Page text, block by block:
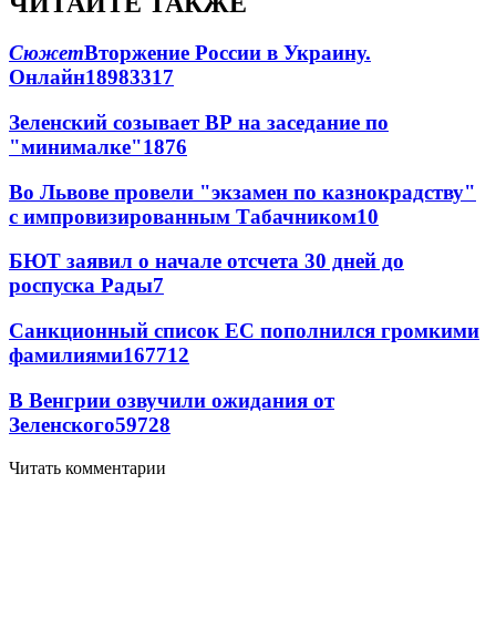
СюжетВторжение России в Украину.
Онлайн18983317
Зеленский созывает ВР на заседание по
"минималке"1876
Во Львове провели "экзамен по казнокрадству"
с импровизированным Табачником10
БЮТ заявил о начале отсчета 30 дней до
роспуска Рады7
Санкционный список ЕС пополнился громкими
фамилиями167712
В Венгрии озвучили ожидания от
Зеленского59728
Читать комментарии